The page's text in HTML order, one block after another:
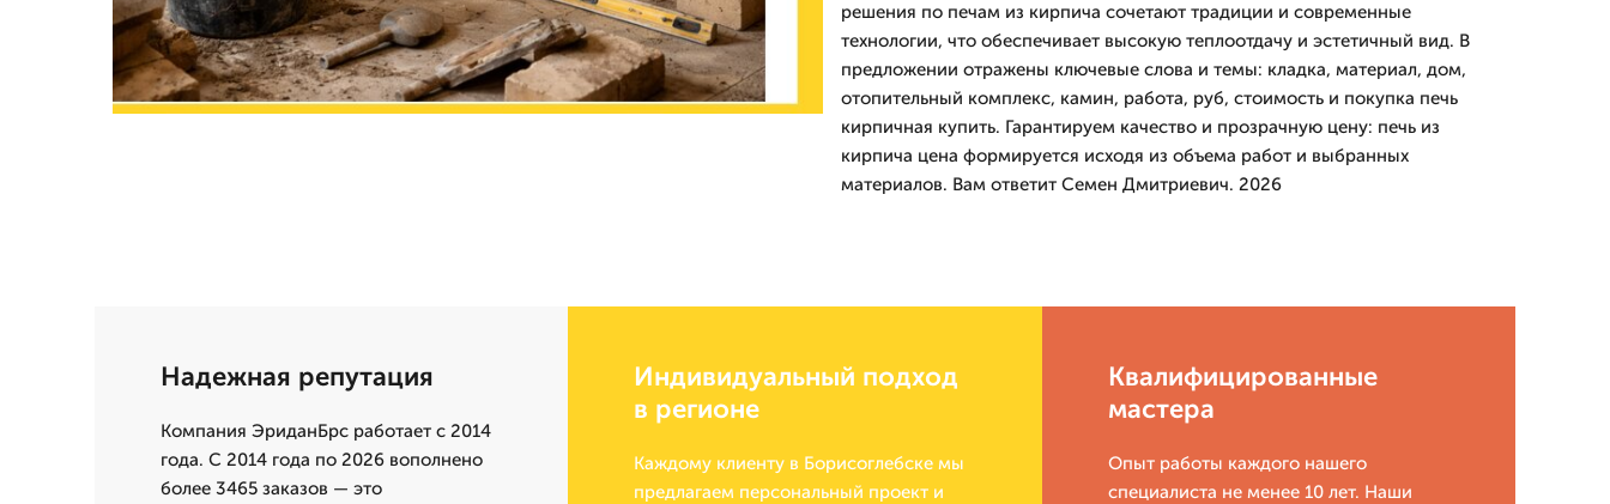
решения по печам из кирпича сочетают традиции и современные
технологии, что обеспечивает высокую теплоотдачу и эстетичный вид. В
предложении отражены ключевые слова и темы: кладка, материал, дом,
отопительный комплекс, камин, работа, руб, стоимость и покупка печь
кирпичная купить. Гарантируем качество и прозрачную цену: печь из
кирпича цена формируется исходя из объема работ и выбранных
материалов. Вам ответит Семен Дмитриевич. 2026
Надежная репутация
Компания ЭриданБрс работает с 2014
года. С 2014 года по 2026 вополнено
более 3465 заказов — это
Индивидуальный подход
в регионе
Каждому клиенту в Борисоглебске мы
предлагаем персональный проект и
Квалифицированные
мастера
Опыт работы каждого нашего
специалиста не менее 10 лет. Наши